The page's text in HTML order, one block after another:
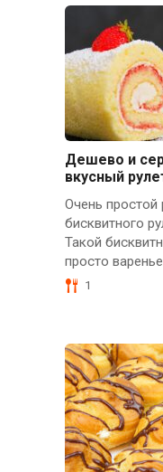
Дешево и
вкусный
Очень простой
бисквитного
Такой
просто
1